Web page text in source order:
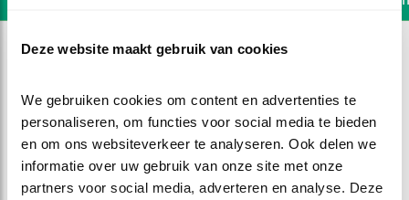
Deze website maakt gebruik van cookies
We gebruiken cookies om content en advertenties te
personaliseren, om functies voor social media te bieden
en om ons websiteverkeer te analyseren. Ook delen we
informatie over uw gebruik van onze site met onze
partners voor social media, adverteren en analyse. Deze